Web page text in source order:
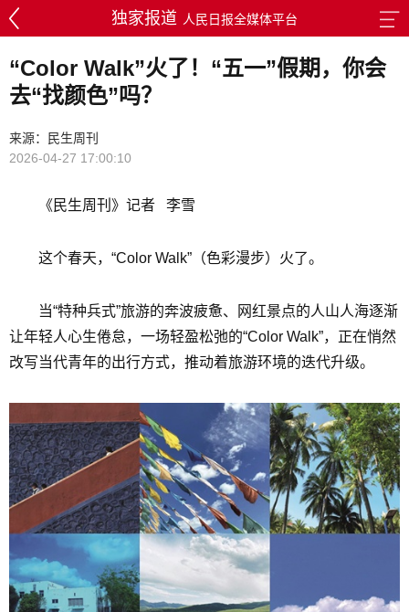
独家报道 人民日报全媒体平台
“Color Walk”火了！“五一”假期，你会
去“找颜色”吗？
来源：民生周刊
2026-04-27 17:00:10
《民生周刊》记者 李雪
这个春天，“Color Walk”（色彩漫步）火了。
当“特种兵式”旅游的奔波疲惫、网红景点的人山人海逐渐
让年轻人心生倦怠，一场轻盈松弛的“Color Walk”，正在悄然
改写当代青年的出行方式，推动着旅游环境的迭代升级。